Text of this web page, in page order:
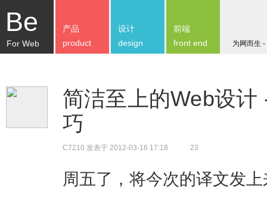
Be
For Web 为网而生
产品
product
设计
design
前端
front end
简洁至上的Web设
巧
C7210 发表于 2012-03-16 17:18 23
周五了，将今次的译文发